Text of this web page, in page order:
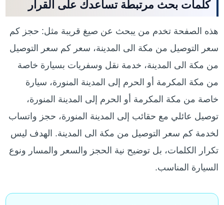
كلمات بحث مرتبطة تساعدك على القرار
هذه الصفحة تخدم من يبحث عن صيغ قريبة مثل: حجز كم
سعر التوصيل من مكة الى المدينة، سعر كم سعر التوصيل
من مكة الى المدينة، خدمة نقل وسفريات بسيارة خاصة
من مكة المكرمة أو الحرم إلى المدينة المنورة، سيارة
خاصة من مكة المكرمة أو الحرم إلى المدينة المنورة،
توصيل عائلي مع حقائب إلى المدينة المنورة، حجز واتساب
لخدمة كم سعر التوصيل من مكة الى المدينة. الهدف ليس
تكرار الكلمات، بل توضيح نية الحجز والسعر والمسار ونوع
السيارة المناسب.